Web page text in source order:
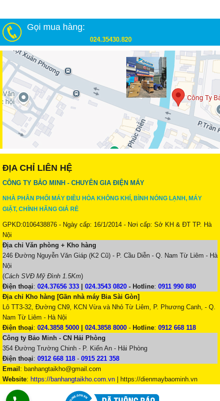
Gọi mua hàng:
024.35430.820
ĐỊA CHỈ LIÊN HỆ
CÔNG TY BẢO MINH - CHUYÊN GIA ĐIỆN MÁY
NHÀ PHÂN PHỐI MÁY ĐIỀU HÒA KHÔNG KHÍ, BÌNH NÓNG LẠNH, MÁY
GIẶT, CHÍNH HÃNG GIÁ RẺ
GPKD:0106438876 - Ngày cấp: 16/1/2014 - Nơi cấp: Sở KH & ĐT TP. Hà
Nội
Địa chỉ Văn phòng + Kho hàng
246 Đường Nguyễn Văn Giáp (K2 Cũ) - P. Cầu Diễn - Q. Nam Từ Liêm - Hà
Nội
(Cách SVĐ Mỹ Đình 1.5Km)
Điện thoại: 024.37656 333 024.3543 0820 - Hotline: 0911 990 880
Địa chỉ Kho hàng [Gần nhà máy Bia Sài Gòn]
Lô TT3-32, Đường CN9, KCN Vừa và Nhỏ Từ Liêm, P. Phương Canh, - Q.
Nam Từ Liêm - Hà Nội
Điện thoại: 024.3858 5000 024.3858 8000 - Hotline: 0912 668 118
Công ty Bảo Minh - CN Hải Phòng
354 Đường Trường Chinh - P. Kiến An - Hải Phòng
Điện thoại: 0912 668 118 - 0915 221 358
Email : banhangtaikho@gmail.com
Website: https://banhangtaikho.com.vn | https://dienmaybaominh.vn